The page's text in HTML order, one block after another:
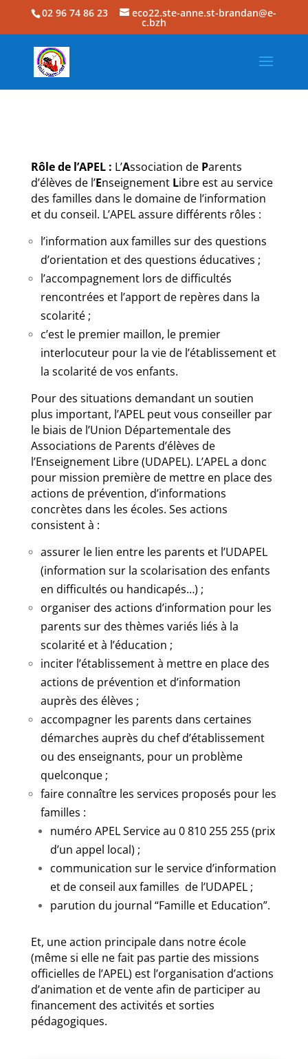
02 96 74 86 23 eco22.ste-anne.st-brandan@e-
c.bzh
Rôle de l’APEL : L’Association deParents
d’élèves de l’Enseignement Libre est au service
des familles dans le domaine de l’information
et du conseil. L’APEL assure différents rôles :
l’information aux familles sur des questions
d’orientation et des questions éducatives ;
l’accompagnement lors de difficultés
rencontrées et l’apport de repères dans la
scolarité ;
c’est le premier maillon, le premier
interlocuteur pour la vie de l’établissement et
la scolarité de vos enfants.
Pour des situations demandant un soutien
plus important, l’APEL peut vous conseiller par
le biais de l’Union Départementale des
Associations de Parents d’élèves de
l’Enseignement Libre (UDAPEL). L’APEL a donc
pour mission première de mettre en place des
actions de prévention, d’informations
concrètes dans les écoles. Ses actions
consistent à :
assurer le lien entre les parents et l’UDAPEL
(information sur la scolarisation des enfants
en difficultés ou handicapés…) ;
organiser des actions d’information pour les
parents sur des thèmes variés liés à la
scolarité et à l’éducation ;
inciter l’établissement à mettre en place des
actions de prévention et d’information
auprès des élèves ;
accompagner les parents dans certaines
démarches auprès du chef d’établissement
ou des enseignants, pour un problème
quelconque ;
faire connaître les services proposés pour les
familles :
numéro APEL Service au 0 810 255 255 (prix
d’un appel local) ;
communication sur le service d’information
et de conseil aux familles de l’UDAPEL ;
parution du journal “Famille et Education”.
Et, une action principale dans notre école
(même si elle ne fait pas partie des missions
officielles de l’APEL) est l’organisation d’actions
d’animation et de vente afin de participer au
financement des activités et sorties
pédagogiques.